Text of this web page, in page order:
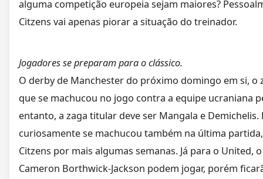
alguma competição europeia sejam maiores?
Citzens vai apenas piorar a situação do treinador.
Jogadores se preparam para o clássico.
O derby de Manchester do próximo domingo em si,
que se machucou no jogo contra a equipe ucraniana
entanto, a zaga titular deve ser Mangala e
curiosamente se machucou também na última
Citzens por mais algumas semanas. Já para o United,
Cameron Borthwick-Jackson podem jogar, porém